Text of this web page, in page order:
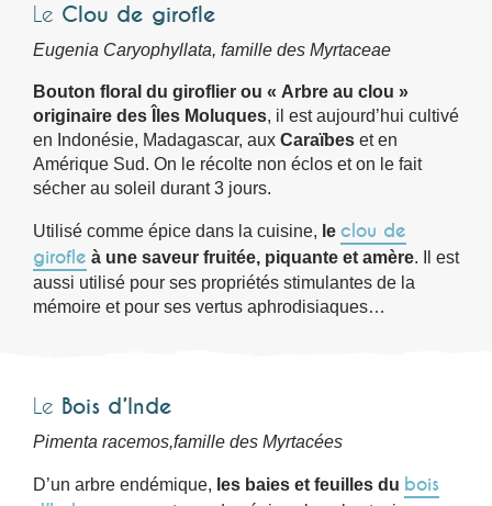
Le Clou de girofle
Eugenia Caryophyllata, famille des Myrtaceae
Bouton floral du giroflier ou « Arbre au clou »
originaire des Îles Moluques, il est aujourd’hui cultivé
en Indonésie, Madagascar, aux Caraïbes et en
Amérique Sud. On le récolte non éclos et on le fait
sécher au soleil durant 3 jours.
Utilisé comme épice dans la cuisine, le clou de
girofle à une saveur fruitée, piquante et amère. Il est
aussi utilisé pour ses propriétés stimulantes de la
mémoire et pour ses vertus aphrodisiaques…
Le Bois d’Inde
Pimenta racemos,famille des Myrtacées
D’un arbre endémique, les baies et feuilles du bois